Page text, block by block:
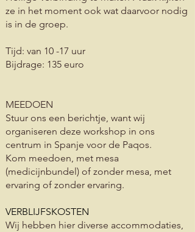
ze in het moment ook wat daarvoor nodig
is in de groep.
Tijd: van 10 -17 uur
Bijdrage: 135 euro
MEEDOEN
Stuur ons een berichtje, want wij
organiseren deze workshop in ons
centrum in Spanje voor de Paqos.
Kom meedoen, met mesa
(medicijnbundel) of zonder mesa, met
ervaring of zonder ervaring.
VERBLIJFSKOSTEN
Wij hebben hier diverse accommodaties,